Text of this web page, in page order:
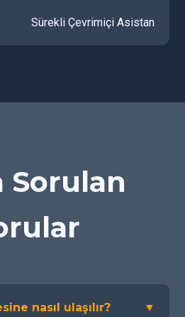
Sürekli Çevrimiçi Asistan
Sorulan
nasıl ulaşılır? ▼